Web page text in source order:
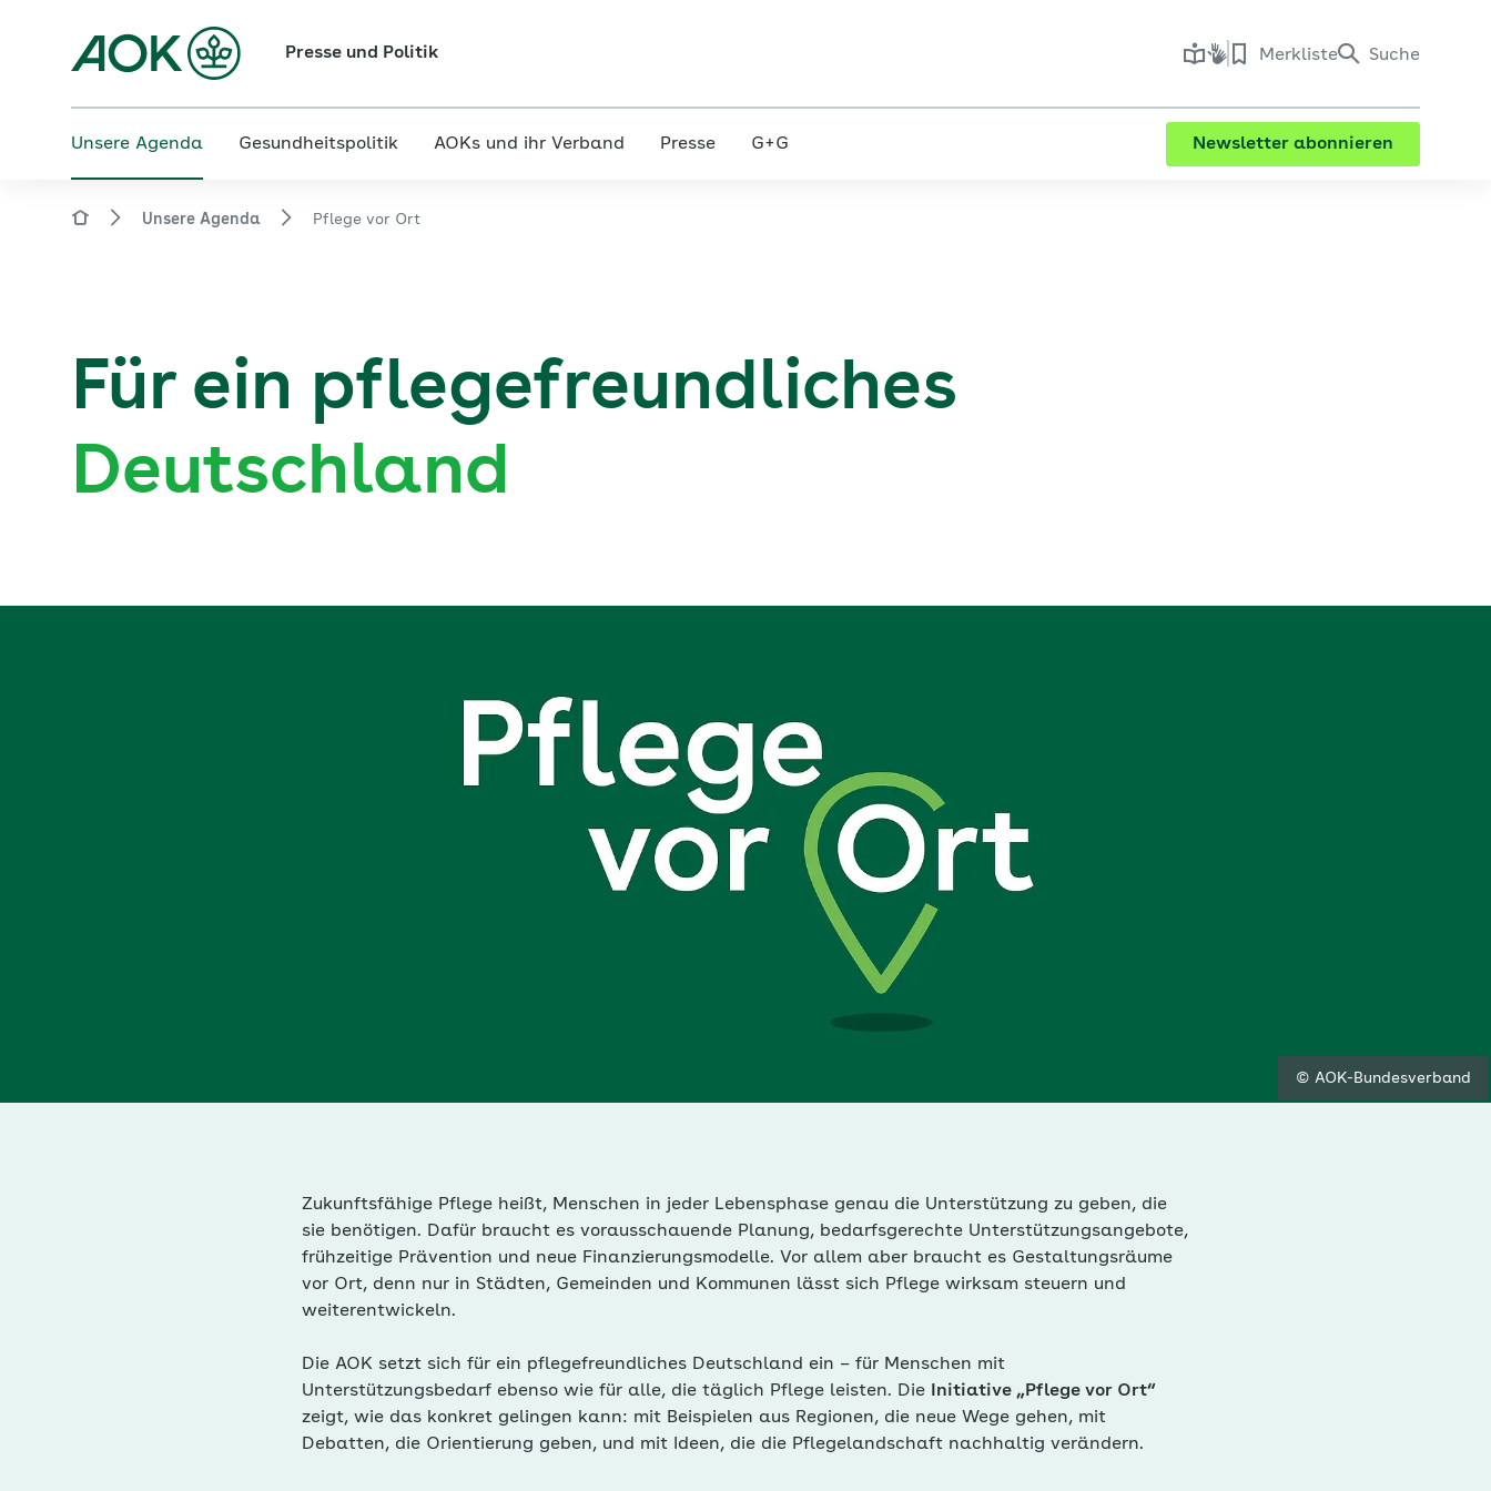
Presse und Politik Merkliste Suche
Unsere Agenda Gesundheitspolitik AOKs und ihr Verband Presse G+G Newsletter abonnieren
Unsere Agenda Pflege vor Ort
Für ein pflegefreundliches
Deutschland
© AOK-Bundesverband
Zukunftsfähige Pflege heißt, Menschen in jeder Lebensphase genau die Unterstützung zu geben, die
sie benötigen. Dafür braucht es vorausschauende Planung, bedarfsgerechte Unterstützungsangebote,
frühzeitige Prävention und neue Finanzierungsmodelle. Vor allem aber braucht es Gestaltungsräume
vor Ort, denn nur in Städten, Gemeinden und Kommunen lässt sich Pflege wirksam steuern und
weiterentwickeln.
Die AOK setzt sich für ein pflegefreundliches Deutschland ein – für Menschen mit
Unterstützungsbedarf ebenso wie für alle, die täglich Pflege leisten. Die Initiative „Pflege vor Ort“
zeigt, wie das konkret gelingen kann: mit Beispielen aus Regionen, die neue Wege gehen, mit
Debatten, die Orientierung geben, und mit Ideen, die die Pflegelandschaft nachhaltig verändern.